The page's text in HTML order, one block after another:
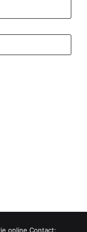
online Contact: